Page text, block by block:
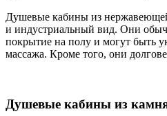
Душевые кабины из
и индустриальный вид. Они
покрытие на полу и могут быть
массажа. Кроме того, они
Душевые кабины из